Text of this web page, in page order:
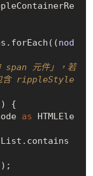
(nod
span 元件」，若
包含 rippleStyle
) {
as HTMLEle